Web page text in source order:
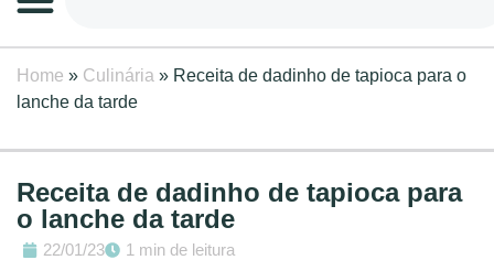
Home » Culinária » Receita de dadinho de tapioca para o
lanche da tarde
Receita de dadinho de tapioca para
o lanche da tarde
22/01/23 1 min de leitura